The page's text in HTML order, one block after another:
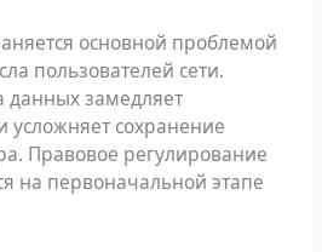
основной проблемой
пользователей сети.
данных замедляет
усложняет сохранение
Правовое регулирование
на первоначальной этапе